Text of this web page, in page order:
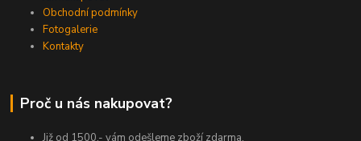
Obchodní podmínky
Fotogalerie
Kontakty
Proč u nás nakupovat?
Již od 1500,- vám odešleme zboží zdarma.